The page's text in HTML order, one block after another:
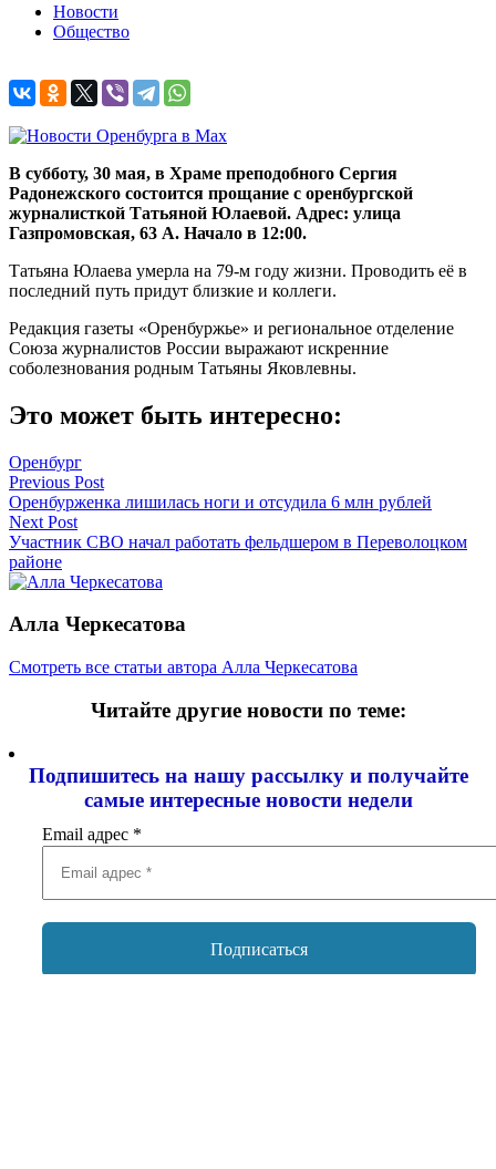
Новости
Общество
В субботу, 30 мая, в Храме преподобного Сергия
Радонежского состоится прощание с оренбургской
журналисткой Татьяной Юлаевой. Адрес: улица
Газпромовская, 63 А. Начало в 12:00.
Татьяна Юлаева умерла на 79-м году жизни. Проводить её в
последний путь придут близкие и коллеги.
Редакция газеты «Оренбуржье» и региональное отделение
Союза журналистов России выражают искренние
соболезнования родным Татьяны Яковлевны.
Это может быть интересно:
Оренбург
Навигация
по
записям
Previous Post
Оренбурженка лишилась ноги и отсудила 6 млн рублей
Next Post
Участник СВО начал работать фельдшером в Переволоцком
районе
Алла Черкесатова
Смотреть все статьи автора Алла Черкесатова
Читайте другие новости по теме:
Подпишитесь на нашу рассылку и получайте
самые интересные новости недели
Email адрес *